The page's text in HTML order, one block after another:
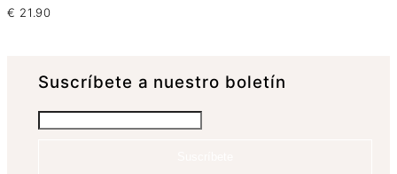
€ 21.90
Suscrí­bete a nuestro boletín